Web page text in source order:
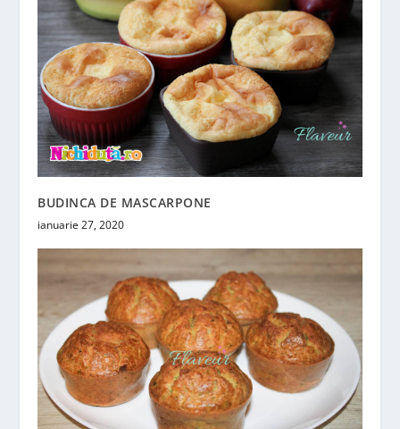
BUDINCA DE MASCARPONE
ianuarie 27, 2020